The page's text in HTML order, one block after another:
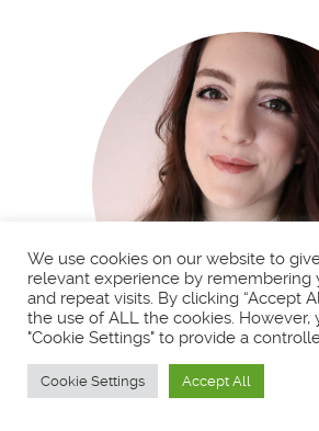
BIENVENUE !
We use cookies on our website to
relevant experience by remembering
and repeat visits. By clicking “Accept
the use of ALL the cookies. However,
"Cookie Settings" to provide a
Cookie Settings Accept All